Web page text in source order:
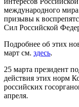
международного
призывы к
Сил Российской
Подробнее об этих
март см. здесь.
25 марта президент
действия этих норм
российских
апреля.